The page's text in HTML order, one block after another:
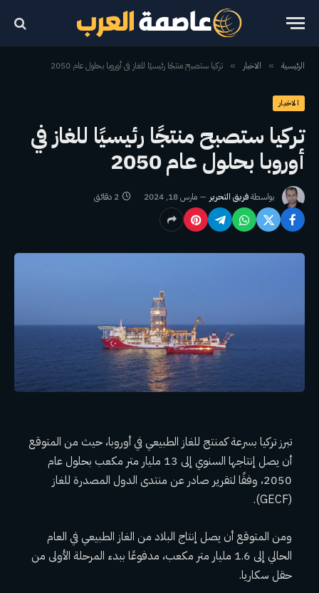
الرئيسية » الاخبار » تركيا ستصبح منتجًا رئيسيًا للغاز في أوروبا بحلول عام 2050
الاخبار
تركيا ستصبح منتجًا رئيسيًا للغاز في
أوروبا بحلول عام 2050
بواسطةفريق التحرير مارس 18, 2024 2 دقائق
تبرز تركيا بسرعة كمنتج للغاز الطبيعي في أوروبا، حيث من المتوقع
أن يصل إنتاجها السنوي إلى 13 مليار متر مكعب بحلول عام
2050، وفقًا لتقرير صادر عن منتدى الدول المصدرة للغاز
(GECF).
ومن المتوقع أن يصل إنتاج البلاد من الغاز الطبيعي في العام
الحالي إلى 1.6 مليار متر مكعب، مدفوعًا ببدء المرحلة الأولى من
حقل سكاريا.